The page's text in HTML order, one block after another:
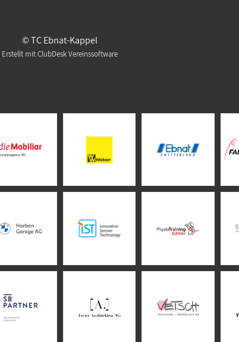
© TC Ebnat-Kappel
Erstellt mit ClubDesk Vereinssoftware